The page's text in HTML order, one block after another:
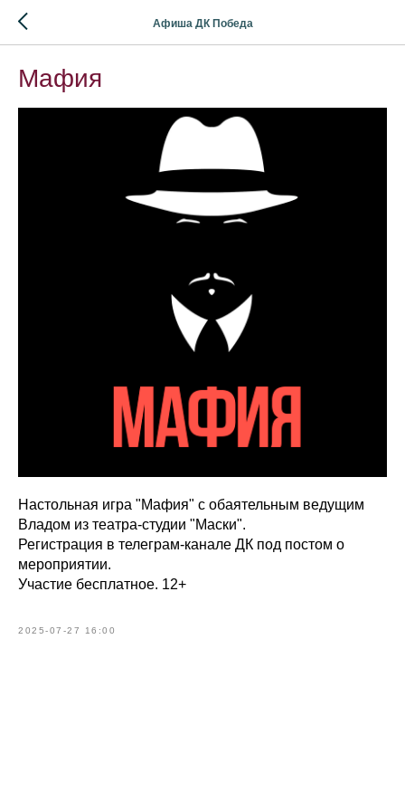
Афиша ДК Победа
Мафия
Настольная игра "Мафия" с обаятельным ведущим
Владом из театра-студии "Маски".
Регистрация в телеграм-канале ДК под постом о
мероприятии.
Участие бесплатное. 12+
2025-07-27 16:00